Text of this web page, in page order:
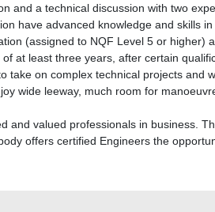
and a technical discussion with two
have advanced knowledge and skills
(assigned to NQF Level 5 or higher)
at least three years, after certain
take on complex technical projects and
wide leeway, much room for
and valued professionals in business.
offers certified Engineers the